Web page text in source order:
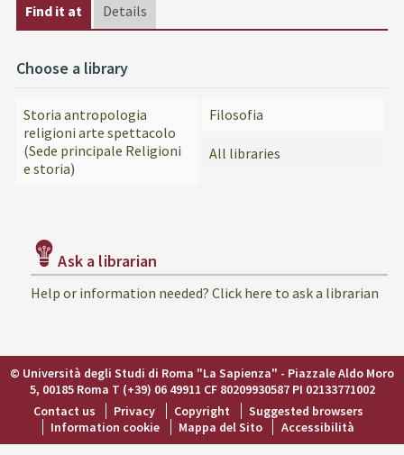
Find it at Details
Choose a library
Storia antropologia
religioni arte spettacolo
(Sede principale Religioni
e storia)
Filosofia
All libraries
Ask a librarian
Help or information needed? Click here to ask a librarian
© Università degli Studi di Roma "La Sapienza" - Piazzale Aldo Moro
5, 00185 Roma T (+39) 06 49911 CF 80209930587 PI 02133771002
Contact us
Privacy Copyright
Suggested browsers
Information cookie
Mappa del Sito Accessibilità